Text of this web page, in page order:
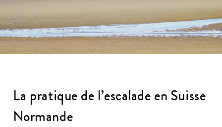
La pratique de l’escalade en Suisse
Normande